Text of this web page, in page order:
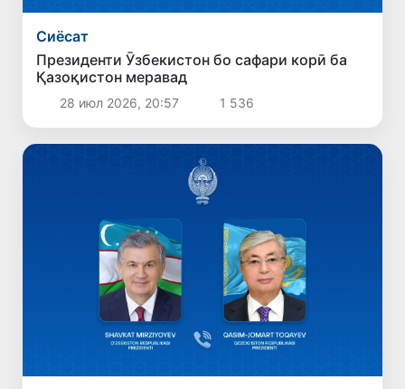
Сиёсат
Президенти Ӯзбекистон бо сафари корӣ ба
Қазоқистон меравад
28 июл 2026, 20:57 1 536